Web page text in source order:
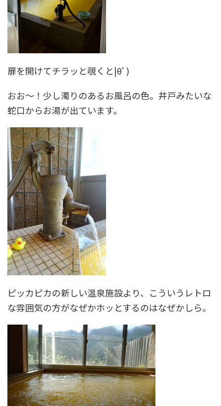
扉を開けてチラッと覗くと|θﾟ)
おお～！少し濁りのあるお風呂の色。井戸みたいな
蛇口からお湯が出ています。
ピッカピカの新しい温泉施設より、こういうレトロ
な雰囲気の方がなぜかホッとするのはなぜかしら。